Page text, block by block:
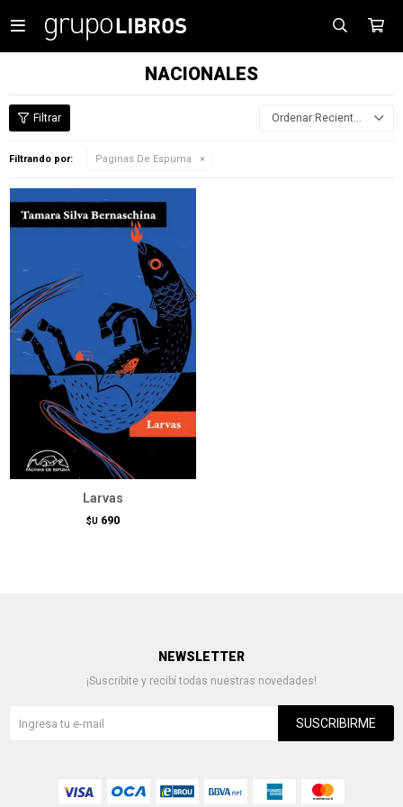

NACIONALES
Recientes
Filtrando por: Paginas De Espuma
Larvas
$U 690
NEWSLETTER
¡Suscribite y recibí todas nuestras novedades!
SUSCRIBIRME